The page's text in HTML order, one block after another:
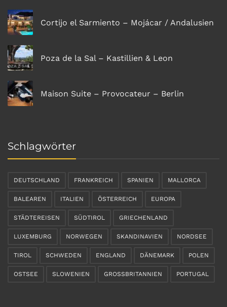
Cortijo el Sarmiento – Mojácar / Andalusien
Poza de la Sal – Kastillien & Leon
Maison Suite – Provocateur – Berlin
Schlagwörter
DEUTSCHLAND FRANKREICH SPANIEN MALLORCA
BALEAREN ITALIEN ÖSTERREICH EUROPA
STÄDTEREISEN SÜDTIROL GRIECHENLAND
LUXEMBURG NORWEGEN SKANDINAVIEN NORDSEE
TIROL SCHWEDEN ENGLAND DÄNEMARK POLEN
OSTSEE SLOWENIEN GROSSBRITANNIEN PORTUGAL